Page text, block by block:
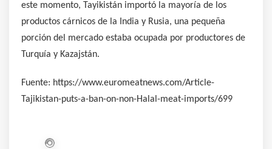
este momento, Tayikistán importó la mayoría de los
productos cárnicos de la India y Rusia, una pequeña
porción del mercado estaba ocupada por productores de
Turquía y Kazajstán.
Fuente: https://www.euromeatnews.com/Article-
Tajikistan-puts-a-ban-on-non-Halal-meat-imports/699